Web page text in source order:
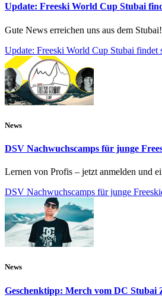
Update: Freeski World Cup Stubai
Gute News erreichen uns aus dem
Update: Freeski World Cup Stubai findet
News
DSV Nachwuchscamps für junge
Lernen von Profis – jetzt anmelden und
DSV Nachwuchscamps für junge
News
Geschenktipp: Merch vom DC Stubai